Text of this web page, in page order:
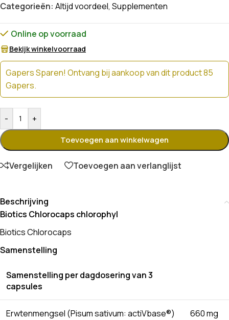
Categorieën: Altijd voordeel, Supplementen
Online op voorraad
Bekijk winkelvoorraad
Gapers Sparen! Ontvang bij aankoop van dit product 85
Gapers.
- +
Toevoegen aan winkelwagen
Vergelijken Toevoegen aan verlanglijst
Beschrijving
Biotics Chlorocaps chlorophyl
Biotics Chlorocaps
Samenstelling
Samenstelling per dagdosering van 3
capsules
Erwtenmengsel (Pisum sativum: actiVbase®) 660 mg